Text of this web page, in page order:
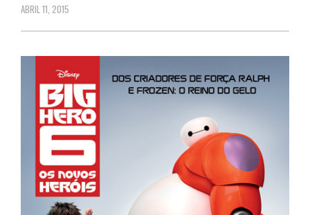
ABRIL 11, 2015